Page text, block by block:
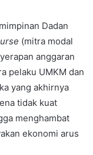
Dadan
(mitra modal
anggaran
pelaku UMKM dan
yang akhirnya
tidak kuat
menghambat
ekonomi arus